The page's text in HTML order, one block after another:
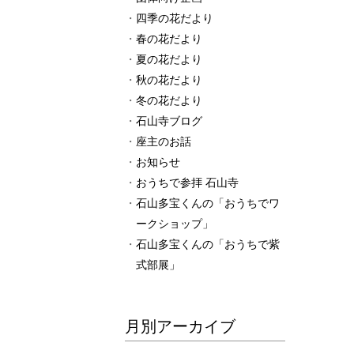
四季の花だより
春の花だより
夏の花だより
秋の花だより
冬の花だより
石山寺ブログ
座主のお話
お知らせ
おうちで参拝 石山寺
石山多宝くんの「おうちでワ
ークショップ」
石山多宝くんの「おうちで紫
式部展」
月別アーカイブ